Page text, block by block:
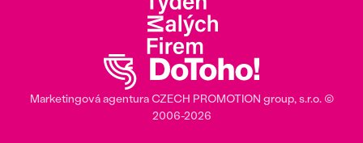
Marketingová agenturaCZECH PROMOTION group, s.r.o. ©
2006‎-‎2026